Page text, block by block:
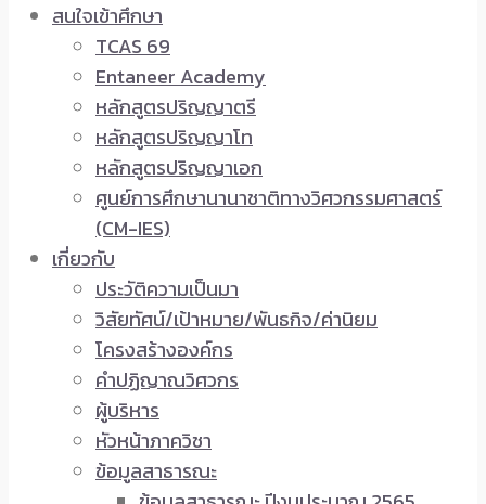
สนใจเข้าศึกษา
TCAS 69
Entaneer Academy
หลักสูตรปริญญาตรี
หลักสูตรปริญญาโท
หลักสูตรปริญญาเอก
ศูนย์การศึกษานานาชาติทางวิศวกรรมศาสตร์
(CM-IES)
เกี่ยวกับ
ประวัติความเป็นมา
วิสัยทัศน์/เป้าหมาย/พันธกิจ/ค่านิยม
โครงสร้างองค์กร
คำปฏิญาณวิศวกร
ผู้บริหาร
หัวหน้าภาควิชา
ข้อมูลสาธารณะ